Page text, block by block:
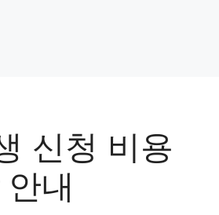
신청 비용
내